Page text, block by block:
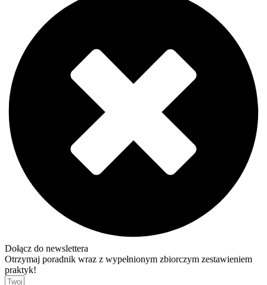
Dołącz do newslettera
Otrzymaj poradnik wraz z wypełnionym zbiorczym zestawieniem
praktyk!